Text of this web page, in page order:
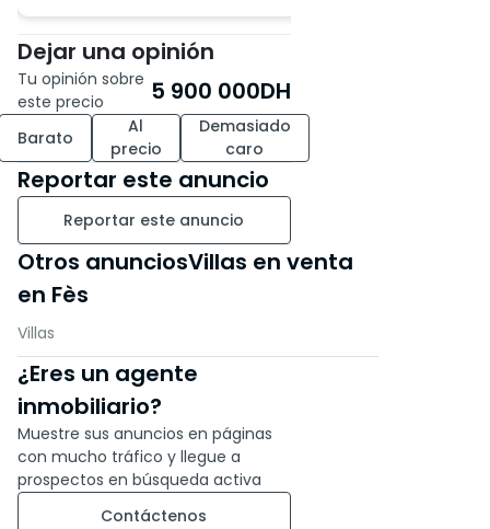
Dejar una opinión
Tu opinión sobre
este precio
5 900 000DH
Barato
Al
precio
Demasiado
caro
Reportar este anuncio
Reportar este anuncio
Otros anunciosVillas en venta
en Fès
Villas
¿Eres un agente
inmobiliario?
Muestre sus anuncios en páginas
con mucho tráfico y llegue a
prospectos en búsqueda activa
Contáctenos